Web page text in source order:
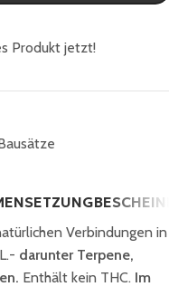
Produkt jetzt!
Verbindungen in
darunter Terpene,
Enthält kein THC. Im